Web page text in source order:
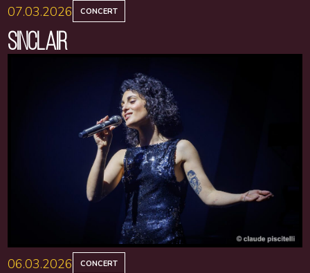
07.03.2026 CONCERT
SINCLAIR
06.03.2026 CONCERT